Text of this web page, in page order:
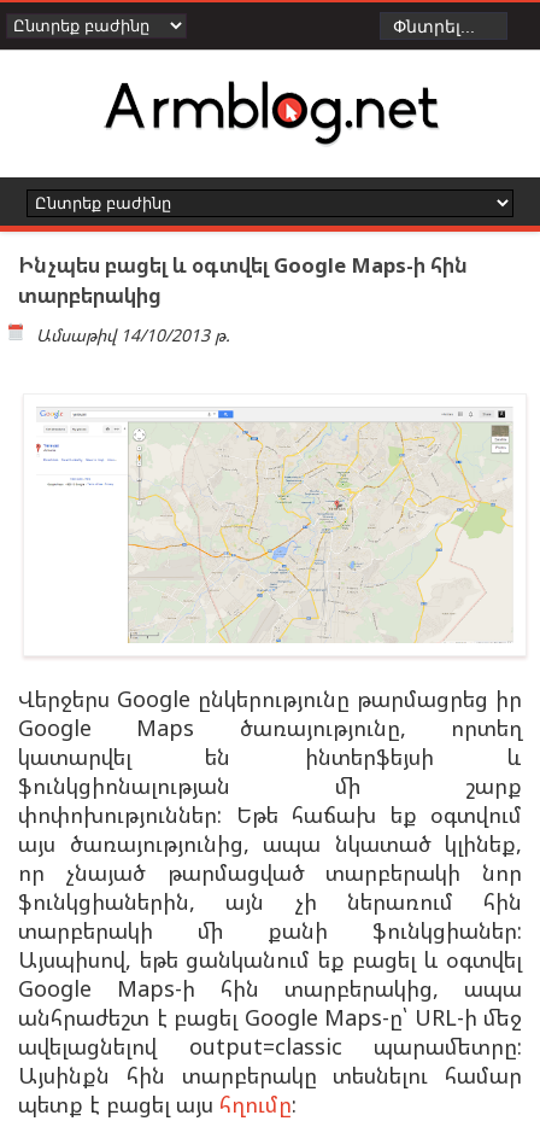
Ինչպես բացել և օգտվել Google Maps-ի հին
տարբերակից
Ամսաթիվ 14/10/2013 թ.
Վերջերս Google ընկերությունը թարմացրեց իր
Google Maps ծառայությունը, որտեղ
կատարվել են ինտերֆեյսի և
ֆունկցիոնալության մի շարք
փոփոխություններ: Եթե հաճախ եք օգտվում
այս ծառայությունից, ապա նկատած կլինեք,
որ չնայած թարմացված տարբերակի նոր
ֆունկցիաներին, այն չի ներառում հին
տարբերակի մի քանի ֆունկցիաներ:
Այսպիսով, եթե ցանկանում եք բացել և օգտվել
Google Maps-ի հին տարբերակից, ապա
անհրաժեշտ է բացել Google Maps-ը՝ URL-ի մեջ
ավելացնելով output=classic պարամետրը:
Այսինքն հին տարբերակը տեսնելու համար
պետք է բացել այս հղումը: